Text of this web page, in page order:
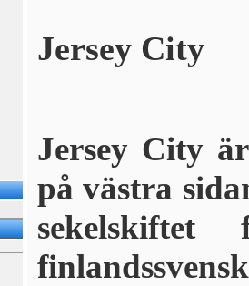
Jersey City
Jersey City
på västra